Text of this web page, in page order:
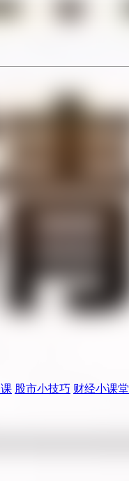
股市小技巧 财经小课堂